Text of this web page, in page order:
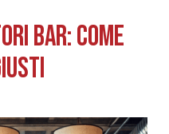
bar: come